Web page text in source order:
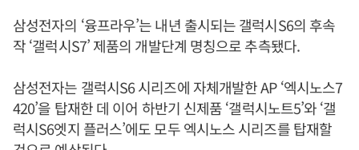
삼성전자의 ‘융프라우’는 내년 출시되는 갤럭시S6의 후속
작 ‘갤럭시S7’ 제품의 개발단계 명칭으로 추측됐다.
삼성전자는 갤럭시S6 시리즈에 자체개발한 AP ‘엑시노스7
420’을 탑재한 데 이어 하반기 신제품 ‘갤럭시노트5’와 ‘갤
럭시S6엣지 플러스’에도 모두 엑시노스 시리즈를 탑재할